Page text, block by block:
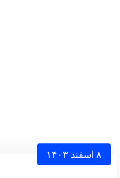
۸ اسفند ۱۴۰۳